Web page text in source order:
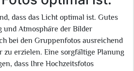
dass das Licht optimal ist. Gutes
Atmosphäre der Bilder
bei den Gruppenfotos ausreichend
erzielen. Eine sorgfältige Planung
dass Ihre Hochzeitsfotos